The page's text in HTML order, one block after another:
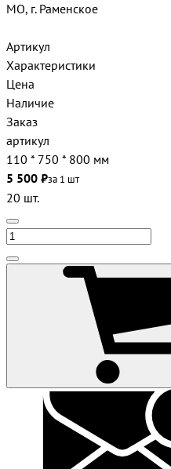
МО, г. Раменское
Артикул
Характеристики
Цена
Наличие
Заказ
артикул
110 * 750 * 800 мм
5 500 ₽за 1 шт
20 шт.